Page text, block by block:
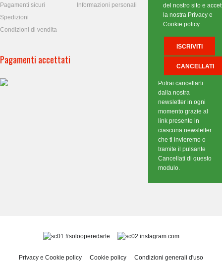
Pagamenti sicuri
Spedizioni
Condizioni di vendita
Informazioni personali
Pagamenti accettati
del nostro sito e
la nostra Privacy e
Cookie policy
Potrai cancellarti
dalla nostra
newsletter in ogni
momento grazie al
link presente in
ciascuna newsletter
che ti invieremo o
tramite il pulsante
Cancellati di questo
modulo.
#solooperedarte instagram.com
Privacy e Cookie policy Cookie policy Condizioni generali d'uso